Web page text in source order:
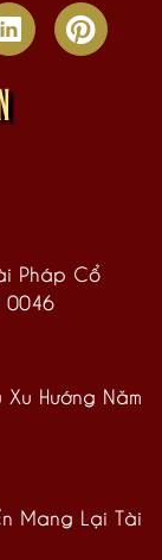
Pháp Cổ
0046
Hướng Năm
Mang Lại Tài